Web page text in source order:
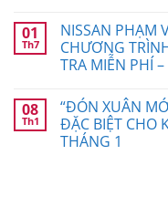
01
Th7
NISSAN PHẠM
CHƯƠNG
TRA MIỄN PHÍ
08
Th1
“ĐÓN XUÂN
ĐẶC BIỆT CHO
THÁNG 1